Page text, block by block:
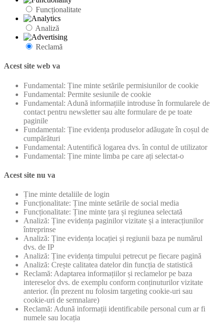
Funcționalitate
Analiză
Reclamă
Acest site web va
Fundamental: Ține minte setările permisiunilor de cookie
Fundamental: Permite sesiunile de cookie
Fundamental: Adună informațiile introduse în formularele de
contact pentru newsletter sau alte formulare de pe toate
paginile
Fundamental: Ține evidența produselor adăugate în coșul de
cumpărături
Fundamental: Autentifică logarea dvs. în contul de utilizator
Fundamental: Ține minte limba pe care ați selectat-o
Acest site nu va
Ține minte detaliile de login
Funcționalitate: Ține minte setările de social media
Funcționalitate: Ține minte țara și regiunea selectată
Analiză: Ține evidența paginilor vizitate și a interacțiunilor
întreprinse
Analiză: Ține evidența locației și regiunii baza pe numărul
dvs. de IP
Analiză: Ține evidența timpului petrecut pe fiecare pagină
Analiză: Crește calitatea datelor din funcția de statistică
Reclamă: Adaptarea informațiilor și reclamelor pe baza
intereselor dvs. de exemplu conform conținuturilor vizitate
anterior. (În prezent nu folosim targeting cookie-uri sau
cookie-uri de semnalare)
Reclamă: Adună informații identificabile personal cum ar fi
numele sau locația